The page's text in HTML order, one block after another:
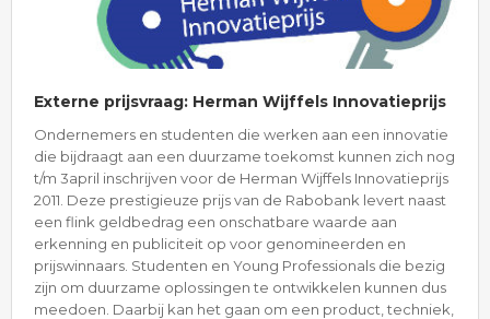
Externe prijsvraag: Herman Wijffels Innovatieprijs
Ondernemers en studenten die werken aan een innovatie
die bijdraagt aan een duurzame toekomst kunnen zich nog
t/m 3april inschrijven voor de Herman Wijffels Innovatieprijs
2011. Deze prestigieuze prijs van de Rabobank levert naast
een flink geldbedrag een onschatbare waarde aan
erkenning en publiciteit op voor genomineerden en
prijswinnaars. Studenten en Young Professionals die bezig
zijn om duurzame oplossingen te ontwikkelen kunnen dus
meedoen. Daarbij kan het gaan om een product, techniek,